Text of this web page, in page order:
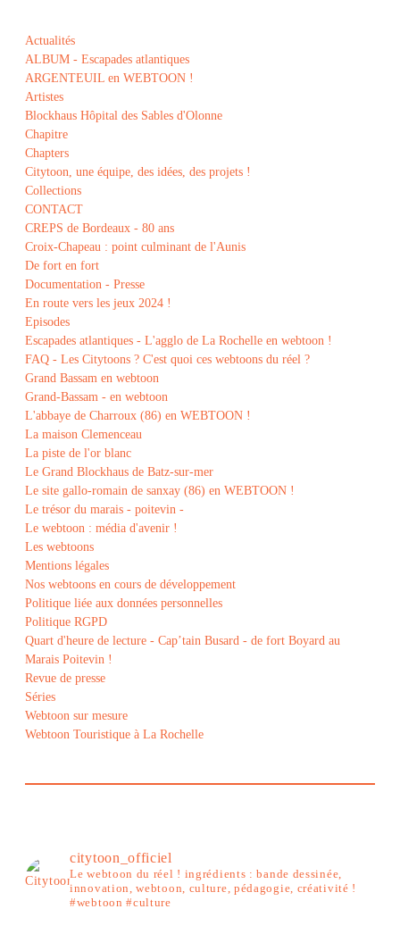
Actualités
ALBUM - Escapades atlantiques
ARGENTEUIL en WEBTOON !
Artistes
Blockhaus Hôpital des Sables d'Olonne
Chapitre
Chapters
Citytoon, une équipe, des idées, des projets !
Collections
CONTACT
CREPS de Bordeaux - 80 ans
Croix-Chapeau : point culminant de l'Aunis
De fort en fort
Documentation - Presse
En route vers les jeux 2024 !
Episodes
Escapades atlantiques - L'agglo de La Rochelle en webtoon !
FAQ - Les Citytoons ? C'est quoi ces webtoons du réel ?
Grand Bassam en webtoon
Grand-Bassam - en webtoon
L'abbaye de Charroux (86) en WEBTOON !
La maison Clemenceau
La piste de l'or blanc
Le Grand Blockhaus de Batz-sur-mer
Le site gallo-romain de sanxay (86) en WEBTOON !
Le trésor du marais - poitevin -
Le webtoon : média d'avenir !
Les webtoons
Mentions légales
Nos webtoons en cours de développement
Politique liée aux données personnelles
Politique RGPD
Quart d'heure de lecture - Cap’tain Busard - de fort Boyard au
Marais Poitevin !
Revue de presse
Séries
Webtoon sur mesure
Webtoon Touristique à La Rochelle
citytoon_officiel
Le webtoon du réel ! ingrédients : bande dessinée,
innovation, webtoon, culture, pédagogie, créativité !
#webtoon #culture